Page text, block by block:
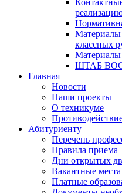
Материалы
классных
Материалы
ШТАБ
Главная
Новости
Наши проекты
О техникуме
Абитуриенту
Перечень
Правила приема
Дни открытых
Вакантные
Платные